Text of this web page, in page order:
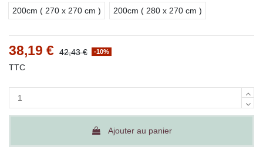
200cm ( 270 x 270 cm ) 200cm ( 280 x 270 cm )
38,19 € 42,43 € -10%
TTC
Ajouter au panier